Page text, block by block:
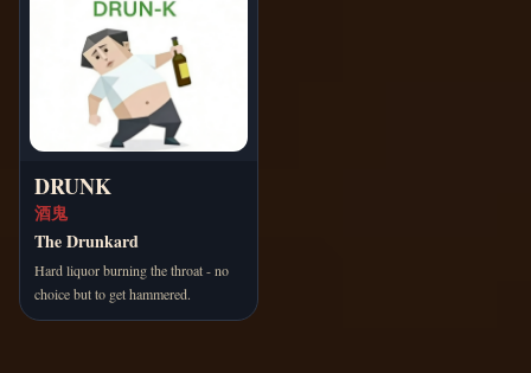
DRUNK
酒鬼
The Drunkard
Hard liquor burning the throat - no
choice but to get hammered.